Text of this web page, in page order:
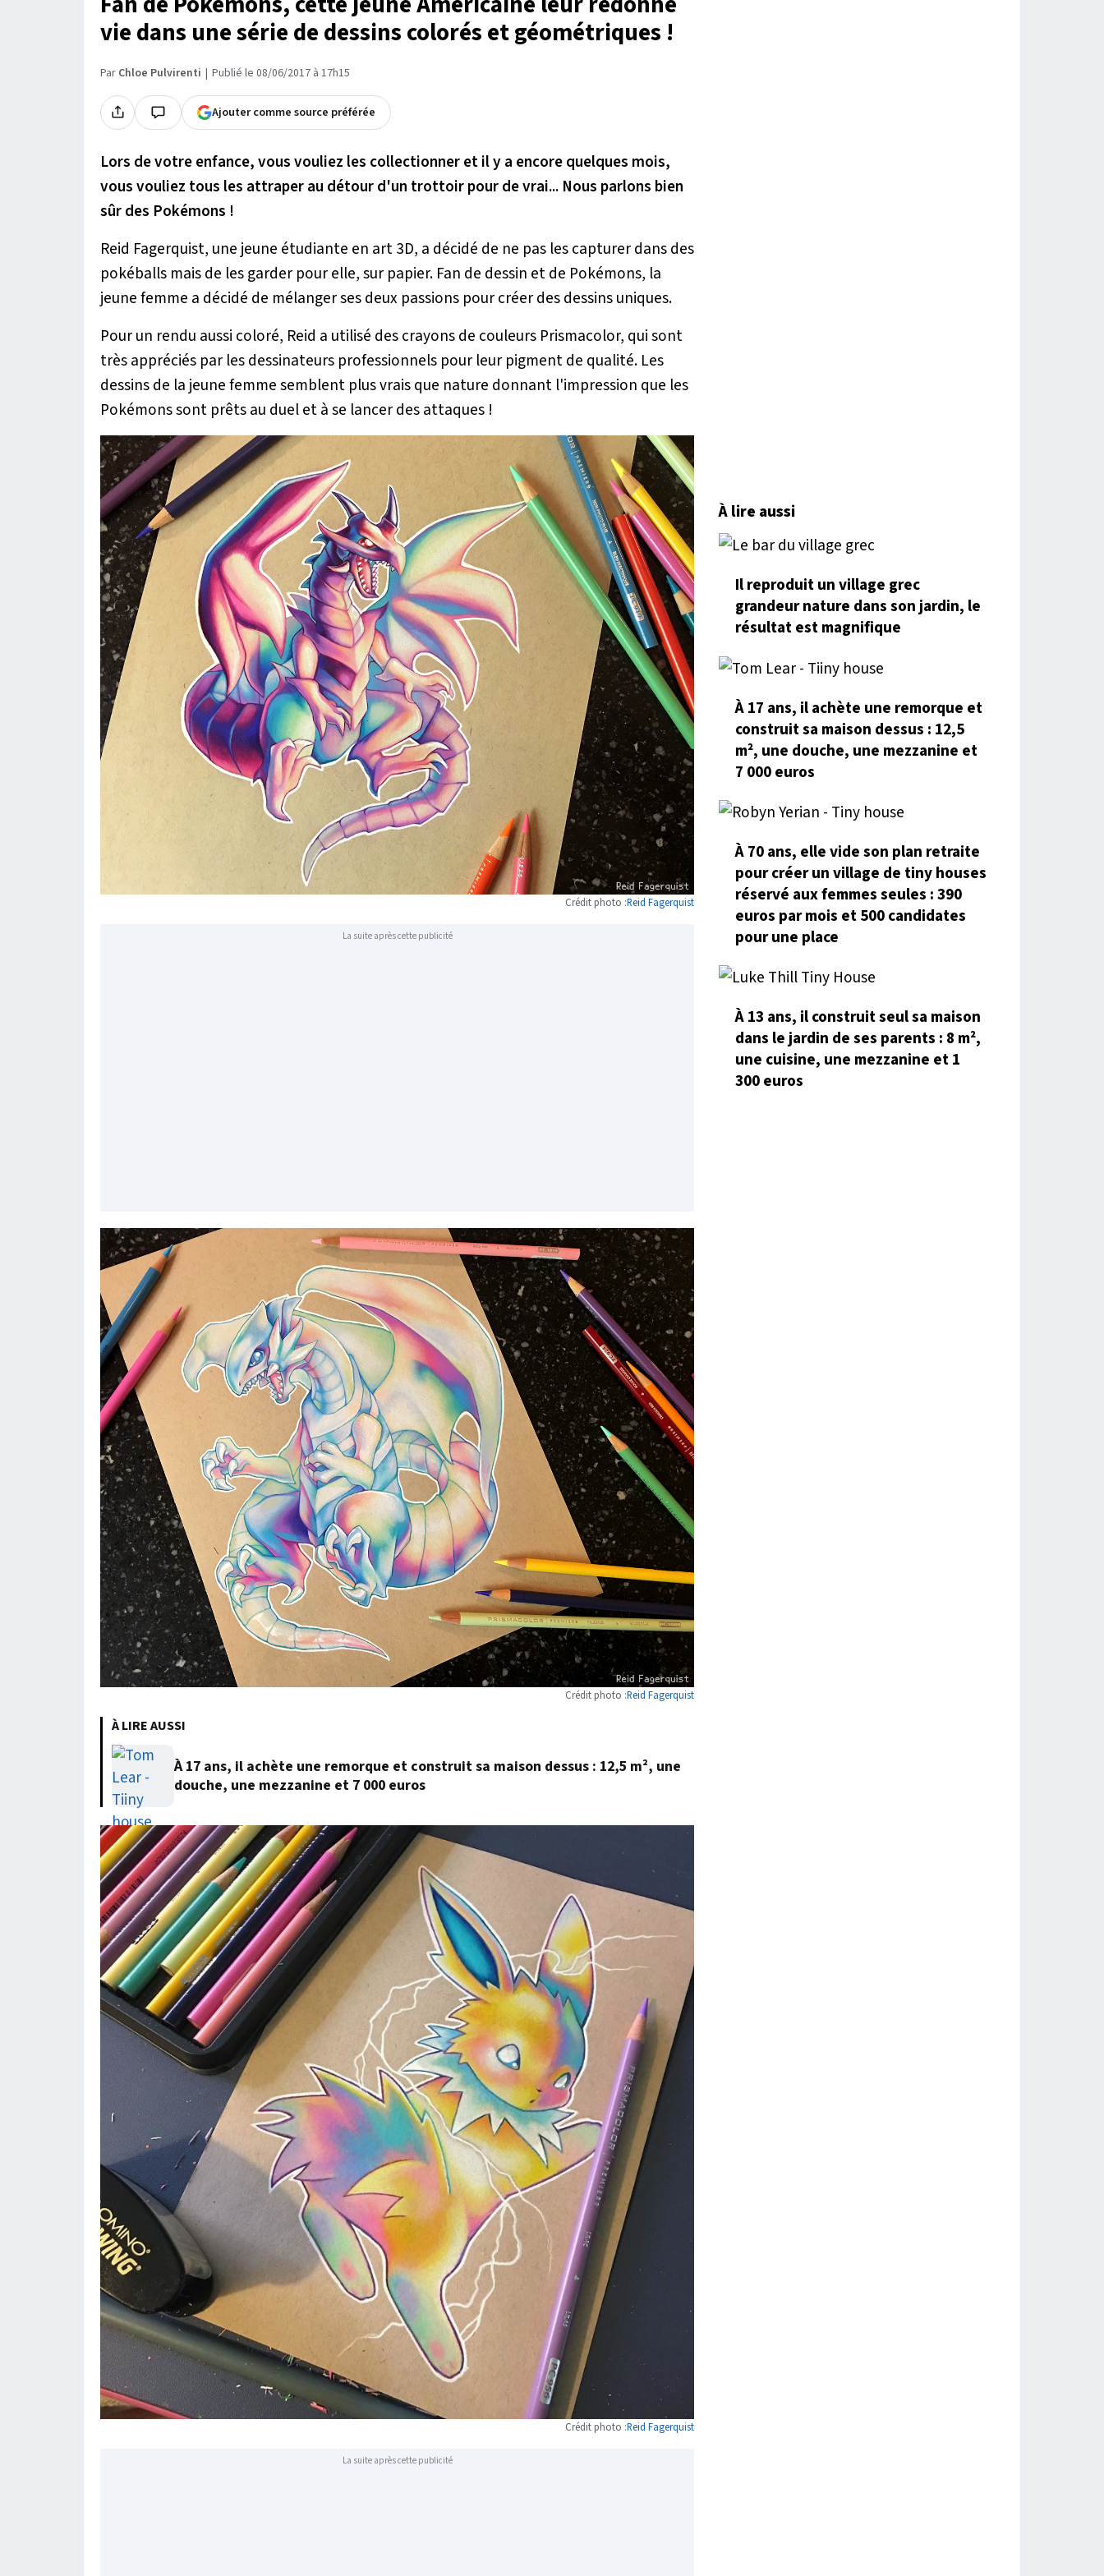
vie dans une série de dessins colorés et géométriques !
Par Chloe Pulvirenti Publié le 08/06/2017 à 17h15
Ajouter comme source préférée
Lors de votre enfance, vous vouliez les collectionner et il y a encore quelques mois,
vous vouliez tous les attraper au détour d'un trottoir pour de vrai... Nous parlons bien
sûr des Pokémons !
Reid Fagerquist, une jeune étudiante en art 3D, a décidé de ne pas les capturer dans des
pokéballs mais de les garder pour elle, sur papier. Fan de dessin et de Pokémons, la
jeune femme a décidé de mélanger ses deux passions pour créer des dessins uniques.
Pour un rendu aussi coloré, Reid a utilisé des crayons de couleurs Prismacolor, qui sont
très appréciés par les dessinateurs professionnels pour leur pigment de qualité. Les
dessins de la jeune femme semblent plus vrais que nature donnant l'impression que les
Pokémons sont prêts au duel et à se lancer des attaques !
Crédit photo :Reid Fagerquist
La suite après cette publicité
Crédit photo :Reid Fagerquist
À LIRE AUSSI
À 17 ans, il achète une remorque et construit sa maison dessus : 12,5 m², une
douche, une mezzanine et 7 000 euros
Crédit photo :Reid Fagerquist
La suite après cette publicité
À lire aussi
Il reproduit un village grec
grandeur nature dans son jardin, le
résultat est magnifique
À 17 ans, il achète une remorque et
construit sa maison dessus : 12,5
m², une douche, une mezzanine et
7 000 euros
À 70 ans, elle vide son plan retraite
pour créer un village de tiny houses
réservé aux femmes seules : 390
euros par mois et 500 candidates
pour une place
À 13 ans, il construit seul sa maison
dans le jardin de ses parents : 8 m²,
une cuisine, une mezzanine et 1
300 euros